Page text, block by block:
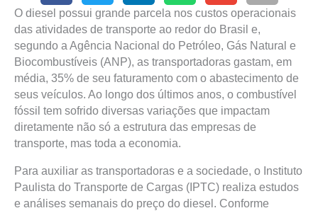
O diesel possui grande parcela nos custos operacionais
das atividades de transporte ao redor do Brasil e,
segundo a Agência Nacional do Petróleo, Gás Natural e
Biocombustíveis (ANP), as transportadoras gastam, em
média, 35% de seu faturamento com o abastecimento de
seus veículos. Ao longo dos últimos anos, o combustível
fóssil tem sofrido diversas variações que impactam
diretamente não só a estrutura das empresas de
transporte, mas toda a economia.
Para auxiliar as transportadoras e a sociedade, o Instituto
Paulista do Transporte de Cargas (IPTC) realiza estudos
e análises semanais do preço do diesel. Conforme